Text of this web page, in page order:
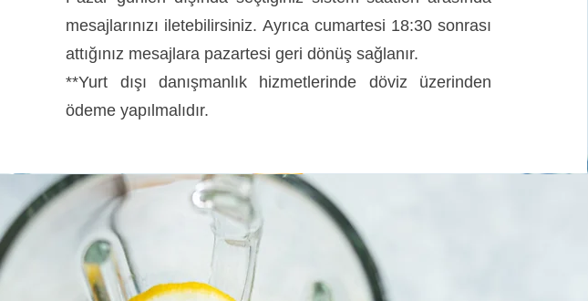
mesajlarınızı iletebilirsiniz. Ayrıca cumartesi 18:30 sonrası
attığınız mesajlara pazartesi geri dönüş sağlanır.
**Yurt dışı danışmanlık hizmetlerinde döviz üzerinden
ödeme yapılmalıdır.